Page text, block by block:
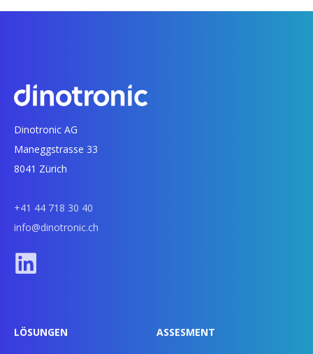
Dinotronic AG
Maneggstrasse 33
8041 Zürich
+41 44 718 30 40
info@dinotronic.ch
LÖSUNGEN ASSESMENT